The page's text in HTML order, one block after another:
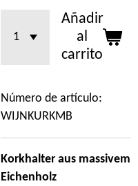
Añadir
al
carrito
Número de artículo:
WIJNKURKMB
Korkhalter aus massivem
Eichenholz